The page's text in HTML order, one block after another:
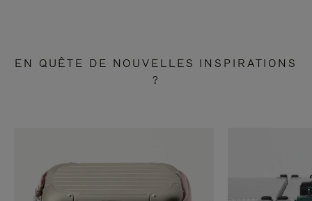
EN QUÊTE DE NOUVELLES INSPIRATIONS
?